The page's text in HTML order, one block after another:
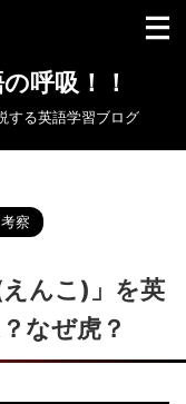
呼吸！！
する英語学習ブログ
察
えんこ)」を英
なぜ虎？